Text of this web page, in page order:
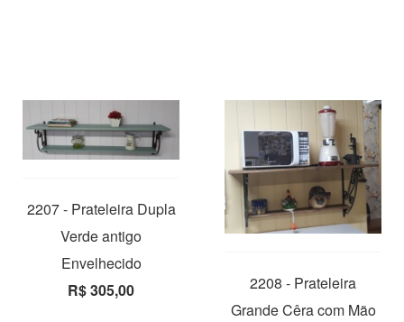
2207 - Prateleira Dupla
Verde antigo
Envelhecido
R$ 305,00
2208 - Prateleira
Grande Cêra com Mão